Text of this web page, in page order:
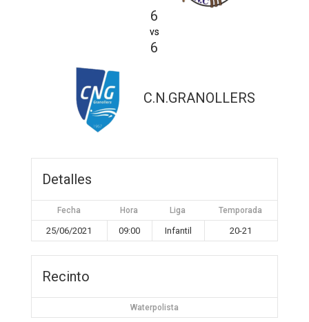
6
vs
6
C.N.GRANOLLERS
Detalles
Fecha Hora Liga Temporada
25/06/2021 09:00 Infantil 20-21
Recinto
Waterpolista